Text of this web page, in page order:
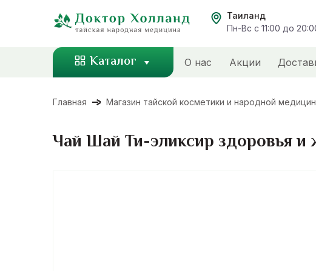
Таиланд
Пн-Вс с 11:00 до
Каталог О нас Акции
Главная Магазин тайской косметики и народной
Чай Шай Ти-эликсир здоровья